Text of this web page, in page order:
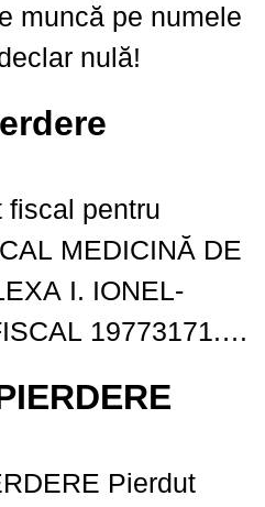
muncă pe numele
nulă!
fiscal pentru
MEDICINĂ DE
I. IONEL-
19773171. Il
Pierdut